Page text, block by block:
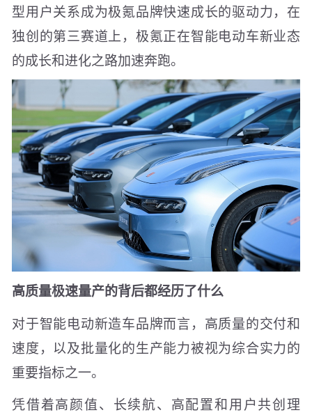
型用户关系成为极氪品牌快速成长的驱动力，在
独创的第三赛道上，极氪正在智能电动车新业态
的成长和进化之路加速奔跑。
高质量极速量产的背后都经历了什么
对于智能电动新造车品牌而言，高质量的交付和
速度，以及批量化的生产能力被视为综合实力的
重要指标之一。
凭借着高颜值、长续航、高配置和用户共创理